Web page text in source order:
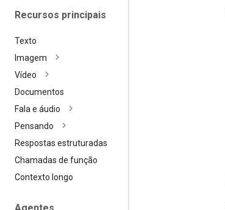
Recursos principais
Texto
Imagem
Vídeo
Documentos
Fala e áudio
Pensando
Respostas estruturadas
Chamadas de função
Contexto longo